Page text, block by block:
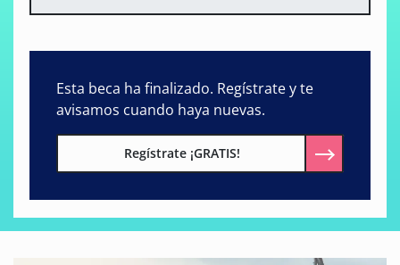
Esta beca ha finalizado. Regístrate y te
avisamos cuando haya nuevas.
Regístrate ¡GRATIS!